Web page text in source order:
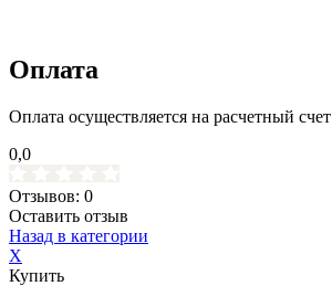
Оплата
Оплата осуществляется на расчетный счет
0,0
Отзывов: 0
Оставить отзыв
Назад в категории
X
Купить